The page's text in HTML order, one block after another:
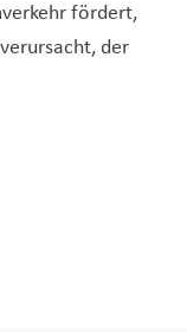
fördert,
der